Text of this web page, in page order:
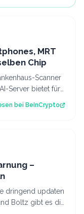
MRT
Chip
Scanner
Server bietet für
bei BeInCrypto
–
dringend updaten
Boltz gibt es die